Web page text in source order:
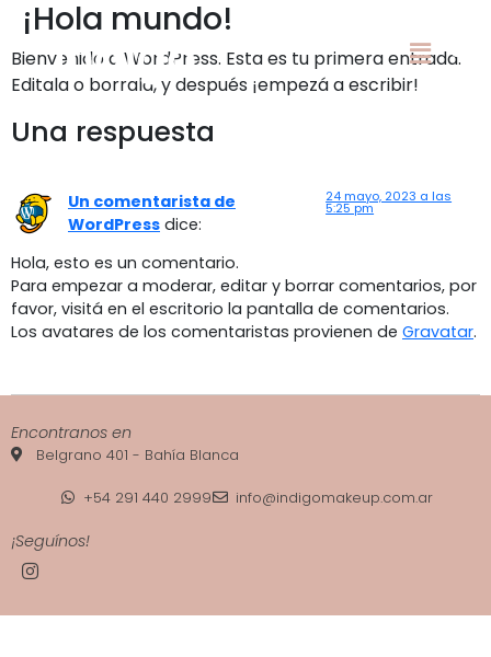
¡Hola mundo!
Bienvenido a WordPress. Esta es tu primera entrada.
Editala o borrala, y después ¡empezá a escribir!
Una respuesta
Un comentarista de
WordPress dice:
24 mayo, 2023 a las
5:25 pm
Hola, esto es un comentario.
Para empezar a moderar, editar y borrar comentarios, por
favor, visitá en el escritorio la pantalla de comentarios.
Los avatares de los comentaristas provienen de Gravatar.
Encontranos en
Belgrano 401 - Bahía Blanca
+54 291 440 2999 info@indigomakeup.com.ar
¡Seguínos!